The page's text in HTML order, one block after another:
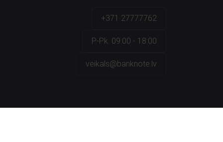
+371 27777762
P.-Pk. 09:00 - 18:00
veikals@banknote.lv